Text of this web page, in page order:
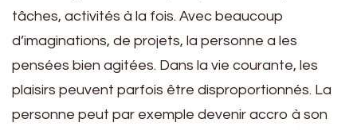
tâches, activités à la fois. Avec beaucoup
d’imaginations, de projets, la personne a les
pensées bien agitées. Dans la vie courante, les
plaisirs peuvent parfois être disproportionnés. La
personne peut par exemple devenir accro à son